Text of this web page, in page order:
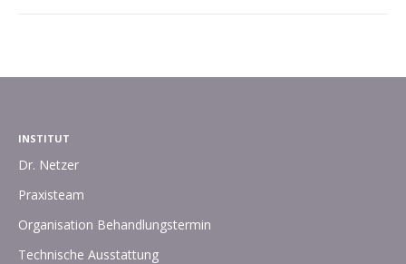
INSTITUT
Dr. Netzer
Praxisteam
Organisation Behandlungstermin
Technische Ausstattung